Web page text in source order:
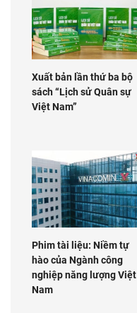
Xuất bản lần thứ ba bộ
sách “Lịch sử Quân sự
Việt Nam”
Phim tài liệu: Niềm tự
hào của Ngành công
nghiệp năng lượng Việt
Nam